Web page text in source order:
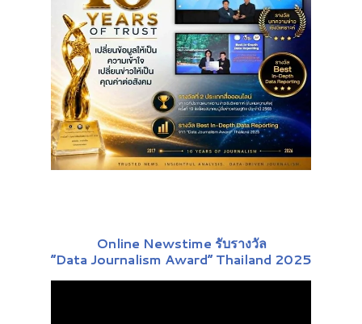
Online Newstime รับรางวัล
“Data Journalism Award” Thailand 2025